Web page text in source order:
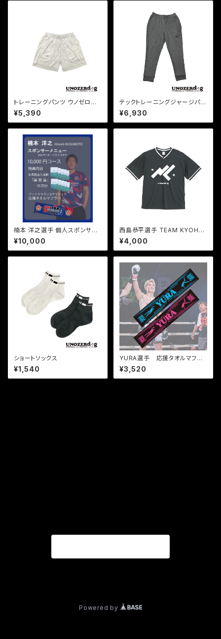
トレーニングパンツ ウノゼロペ
ーズリー(ホワイト)
¥5,390
テックトレーニングジャージパン
ツ(グレー)
¥6,930
楠本 洋之選手 個人スポンサー1
0,000円コース
¥10,000
西島恭平選手 TEAM KYOHEI
Tシャツ
¥4,000
ショートソックス
¥1,540
YURA選手 応援タオルマフラ
ー
¥3,520
Powered by